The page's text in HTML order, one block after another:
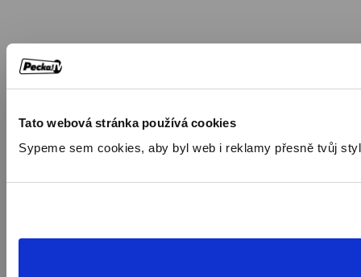
Tato webová stránka používá cookies
Sypeme sem cookies, aby byl web i reklamy přesně tvůj